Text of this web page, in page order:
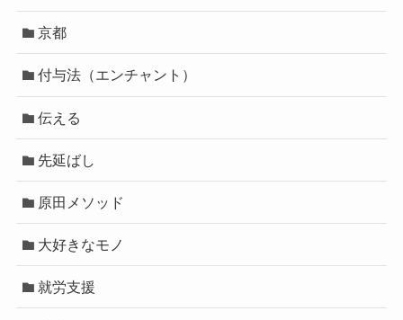
京都
付与法（エンチャント）
伝える
先延ばし
原田メソッド
大好きなモノ
就労支援